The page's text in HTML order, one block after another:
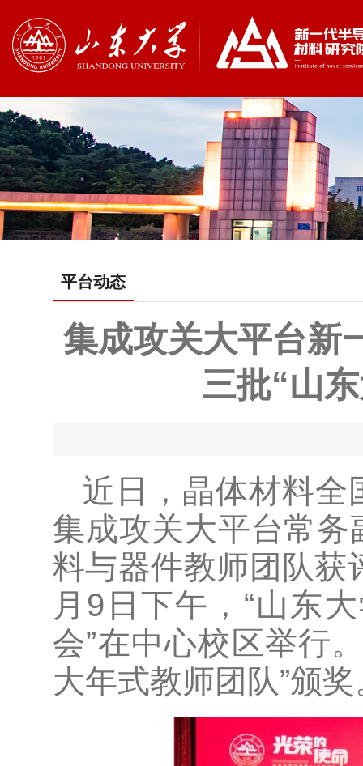
平台动态
集成攻关大平台新
三批“山
近日，晶体材料全
集成攻关大平台常
料与器件教师团队获
月9日下午，“山东
会”在中心校区举行
大年式教师团队”颁